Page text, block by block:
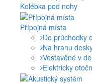
Kolébka pod nohy
Přípojná místa
Do průchodky
Na hranu
Vestavěné v
Elektricky